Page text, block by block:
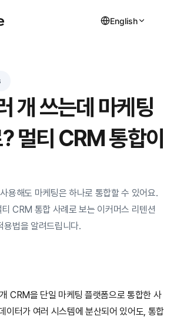
English
개 쓰는데 마케팅
멀티 CRM 통합이
용해도 마케팅은 하나로 통합할 수 있어요.
CRM 통합 사례로 보는 이커머스 리텐션
용법을 알려드립니다.
CRM을 단일 마케팅 플랫폼으로 통합한 사
이터가 여러 시스템에 분산되어 있어도, 통합